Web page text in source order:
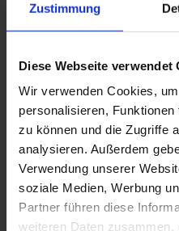
Zustimmung
Diese Webseite verwendet
Wir verwenden Cookies,
personalisieren,
zu können und die Zugriffe
analysieren. Außerdem
Verwendung unserer
soziale Medien, Werbung
Partner führen diese
weiteren Daten zusammen,